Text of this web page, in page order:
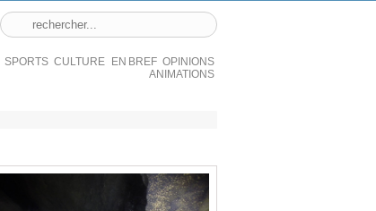
SPORTS CULTURE EN BREF OPINIONS
ANIMATIONS